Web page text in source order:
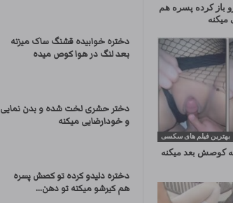
باز کرده پسره هم
بهترین فیلم های سکسی
کوصش بعد میکنه
دختره خوابیده قشنگ ساک میزنه
بعد لنگ در هوا کوص میده
دختر حشری لخت شده و بدن نمایی
و خودارضایی میکنه
دختره دلیدو کرده تو کصش پسره
هم کیرشو میکنه تو دهن...